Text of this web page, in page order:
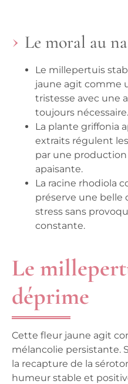
Le moral au
Le millepertuis
jaune agit comme
tristesse avec une
toujours nécessaire.
La plante griffonia
extraits régulent
par une
apaisante.
La racine rhodiola
préserve une belle
stress sans
constante.
Le
déprime
Cette fleur jaune agit
mélancolie persistante.
la recapture de la
humeur stable et